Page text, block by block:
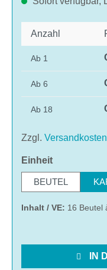
Anzahl
Ab 1
Ab 6
Ab 18
Zzgl. Versandkosten
Einheitauswählen
BEUTEL
Inhalt / VE: 16 Beutel
IN